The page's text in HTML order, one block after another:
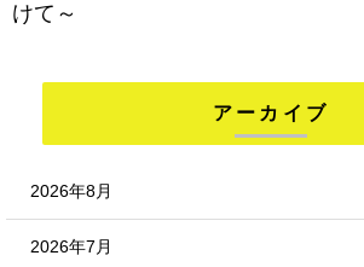
けて～
アーカイブ
2026年8月
2026年7月